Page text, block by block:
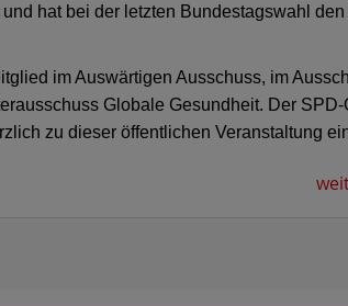
hat bei der letzten Bundestagswahl
im Auswärtigen Ausschuss, im
Globale Gesundheit. Der SPD-
zu dieser öffentlichen Veranstaltung